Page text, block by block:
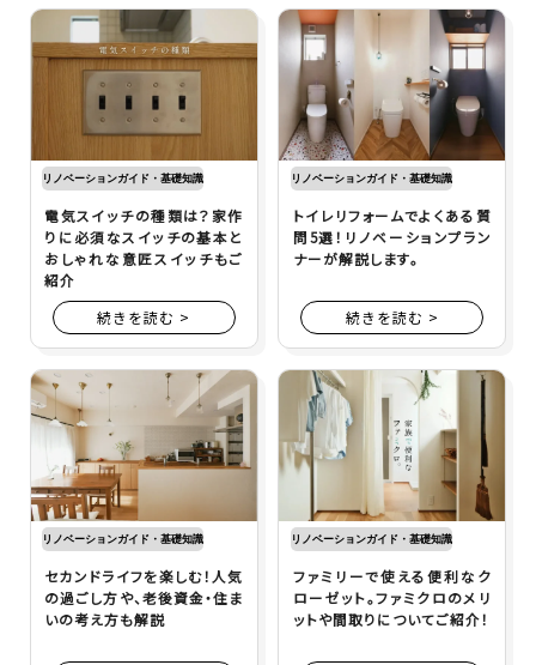
リノベーションガイド・基礎知識
電気スイッチの種類は？家作
りに必須なスイッチの基本と
おしゃれな意匠スイッチもご
紹介
続きを読む >
リノベーションガイド・基礎知識
トイレリフォームでよくある質
問5選！リノベーションプラン
ナーが解説します。
続きを読む >
リノベーションガイド・基礎知識
セカンドライフを楽しむ！人気
の過ごし方や、老後資金・住ま
いの考え方も解説
リノベーションガイド・基礎知識
ファミリーで使える便利なク
ローゼット。ファミクロのメリ
ットや間取りについてご紹介！